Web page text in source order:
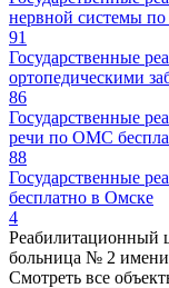
нервной системы
91
Государственные
ортопедическими
86
Государственные
речи по ОМС
88
Государственные
бесплатно в Омске
4
Реабилитационный
больница № 2
Смотреть все